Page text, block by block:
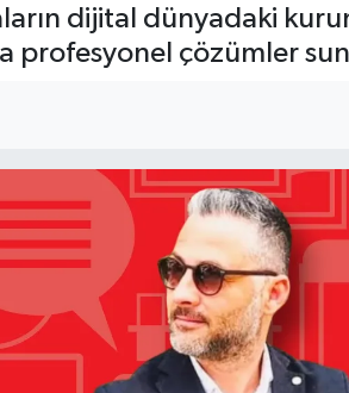
dijital dünyadaki
profesyonel çözümler